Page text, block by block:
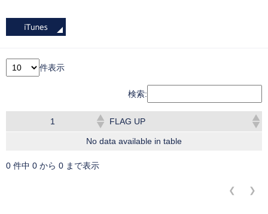
件表示
検索:
1 FLAG UP
No data available in table
0 件中 0 から 0 まで表示
❮ ❯